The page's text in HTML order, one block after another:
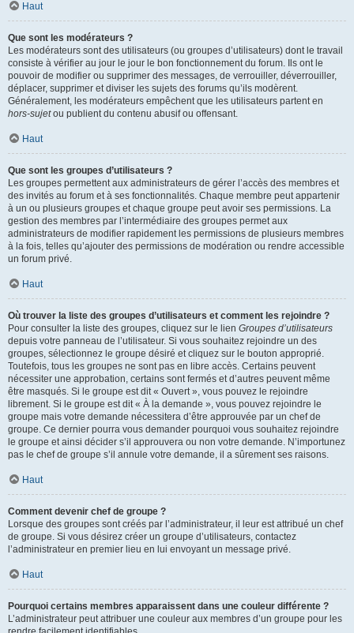
Haut
Que sont les modérateurs ?
Les modérateurs sont des utilisateurs (ou groupes d’utilisateurs) dont le travail
consiste à vérifier au jour le jour le bon fonctionnement du forum. Ils ont le
pouvoir de modifier ou supprimer des messages, de verrouiller, déverrouiller,
déplacer, supprimer et diviser les sujets des forums qu’ils modèrent.
Généralement, les modérateurs empêchent que les utilisateurs partent en
hors-sujetou publient du contenu abusif ou offensant.
Haut
Que sont les groupes d’utilisateurs ?
Les groupes permettent aux administrateurs de gérer l’accès des membres et
des invités au forum et à ses fonctionnalités. Chaque membre peut appartenir
à un ou plusieurs groupes et chaque groupe peut avoir ses permissions. La
gestion des membres par l’intermédiaire des groupes permet aux
administrateurs de modifier rapidement les permissions de plusieurs membres
à la fois, telles qu’ajouter des permissions de modération ou rendre accessible
un forum privé.
Haut
Où trouver la liste des groupes d’utilisateurs et comment les rejoindre ?
Pour consulter la liste des groupes, cliquez sur le lien Groupes d’utilisateurs
depuis votre panneau de l’utilisateur. Si vous souhaitez rejoindre un des
groupes, sélectionnez le groupe désiré et cliquez sur le bouton approprié.
Toutefois, tous les groupes ne sont pas en libre accès. Certains peuvent
nécessiter une approbation, certains sont fermés et d’autres peuvent même
être masqués. Si le groupe est dit « Ouvert », vous pouvez le rejoindre
librement. Si le groupe est dit « À la demande », vous pouvez rejoindre le
groupe mais votre demande nécessitera d’être approuvée par un chef de
groupe. Ce dernier pourra vous demander pourquoi vous souhaitez rejoindre
le groupe et ainsi décider s’il approuvera ou non votre demande. N’importunez
pas le chef de groupe s’il annule votre demande, il a sûrement ses raisons.
Haut
Comment devenir chef de groupe ?
Lorsque des groupes sont créés par l’administrateur, il leur est attribué un chef
de groupe. Si vous désirez créer un groupe d’utilisateurs, contactez
l’administrateur en premier lieu en lui envoyant un message privé.
Haut
Pourquoi certains membres apparaissent dans une couleur différente ?
L’administrateur peut attribuer une couleur aux membres d’un groupe pour les